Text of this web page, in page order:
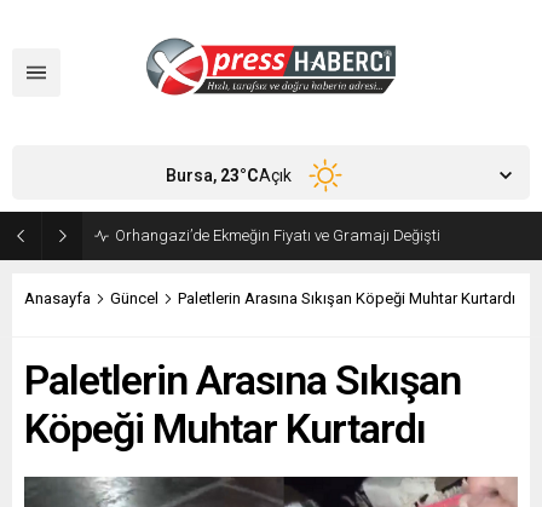
Orhangazi’de Ekmeğin Fiyatı ve Gramajı Değişti
Bursa, 23°CAçık
Anasayfa Güncel Paletlerin Arasına Sıkışan Köpeği Muhtar Kurtardı
Paletlerin Arasına Sıkışan
Köpeği Muhtar Kurtardı